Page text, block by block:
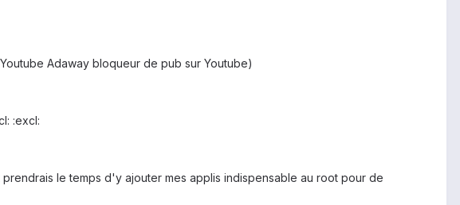
Adaway bloqueur de pub sur Youtube)
:excl:
le temps d'y ajouter mes applis indispensable au root pour de